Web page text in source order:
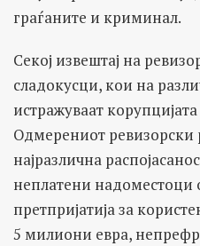
граѓаните и криминал.
Секој извештај на
сладокусци, кои на
истражуваат
Одмерениот ревизорски
најразлична
неплатени надоместоци
претпријатија за
5 милиони евра,